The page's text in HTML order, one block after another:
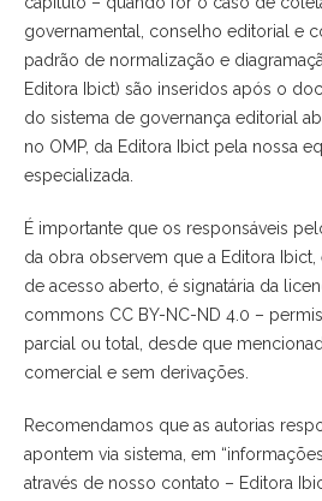
governamental, conselho editorial e
padrão de normalização e
Editora Ibict) são inseridos após o
do sistema de governança editorial
no OMP, da Editora Ibict pela nossa
especializada.
É importante que os responsáveis
da obra observem que a Editora
de acesso aberto, é signatária da
commons CC BY-NC-ND 4.0 –
parcial ou total, desde que
comercial e sem derivações.
Recomendamos que as autorias
apontem via sistema, em
através de nosso contato – Editora